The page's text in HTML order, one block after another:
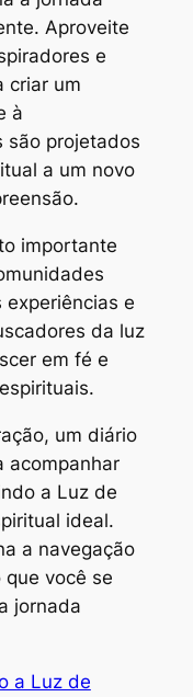
Aproveite
e
criar um
à
são projetados
a um novo
importante
e
da luz
em fé e
um diário
acompanhar
a Luz de
ideal.
a navegação
você se
jornada
a Luz de